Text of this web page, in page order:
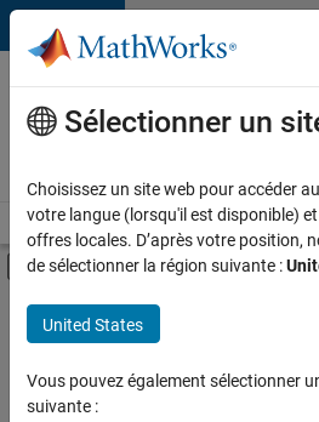
Passer au contenu
Votre
carrière
chez
Accueil Explorer nos opportunités
Activer/désactiver
Contenu principal
FILTRER PAR
Programme destiné aux nouvelles carrières (EDG)
Infrastructure et architecture
Gestion des programmes
Sélectionner un
Choisissez un site web pour accéder
votre langue (lorsqu'il est disponible)
offres locales. D’après votre position,
de sélectionner la région suivante :
United States
Vous pouvez également sélectionner
suivante :